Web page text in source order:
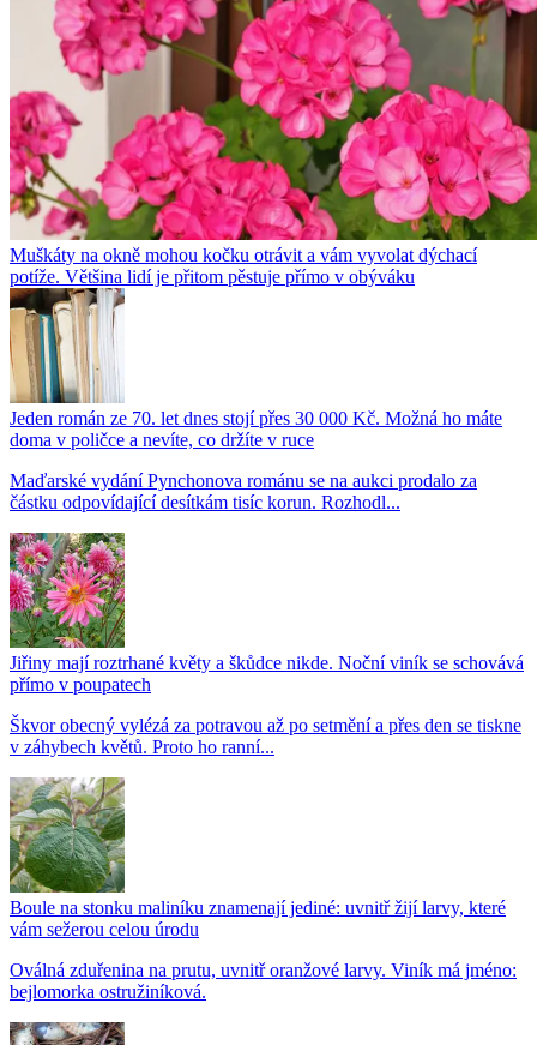
Muškáty na okně mohou kočku otrávit a vám vyvolat dýchací
potíže. Většina lidí je přitom pěstuje přímo v obýváku
Jeden román ze 70. let dnes stojí přes 30 000 Kč. Možná ho máte
doma v poličce a nevíte, co držíte v ruce
Maďarské vydání Pynchonova románu se na aukci prodalo za
částku odpovídající desítkám tisíc korun. Rozhodl...
Jiřiny mají roztrhané květy a škůdce nikde. Noční viník se schovává
přímo v poupatech
Škvor obecný vylézá za potravou až po setmění a přes den se tiskne
v záhybech květů. Proto ho ranní...
Boule na stonku maliníku znamenají jediné: uvnitř žijí larvy, které
vám sežerou celou úrodu
Oválná zduřenina na prutu, uvnitř oranžové larvy. Viník má jméno:
bejlomorka ostružiníková.